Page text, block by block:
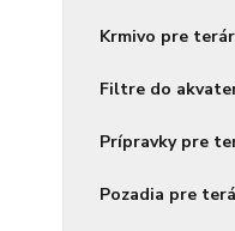
Krmivo pre
Filtre do
Prípravky pre
Pozadia pre